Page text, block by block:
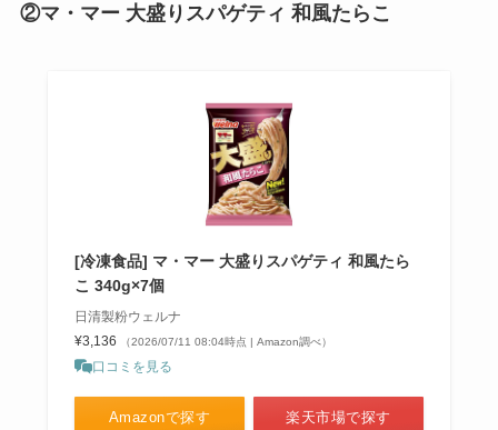
②マ・マー 大盛りスパゲティ 和風たらこ
[冷凍食品] マ・マー 大盛りスパゲティ 和風たら
こ 340g×7個
日清製粉ウェルナ
¥3,136
（2026/07/11 08:04時点 | Amazon調べ）
口コミを見る
Amazonで探す 楽天市場で探す